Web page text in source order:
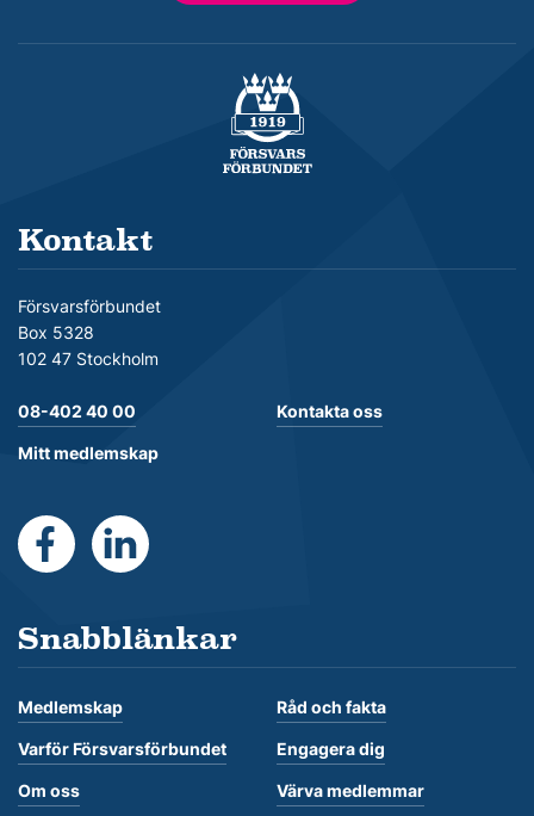
Försvarsförbundet
Kontakt
Försvarsförbundet
Box 5328
102 47 Stockholm
08-402 40 00
Mitt medlemskap
Kontakta oss
https://www.facebook.com/Forsvarsforbundet
https://se.linkedin.com/company/
Snabblänkar
Medlemskap
Varför Försvarsförbundet
Om oss
Råd och fakta
Engagera dig
Värva medlemmar